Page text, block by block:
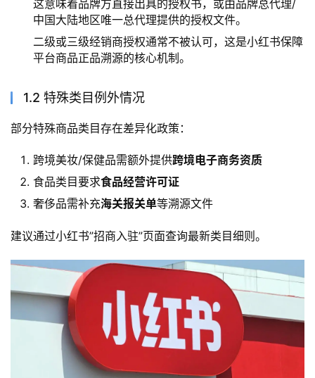
这意味着品牌方直接出具的授权书，或由品牌总代理/
中国大陆地区唯一总代理提供的授权文件。
二级或三级经销商授权通常不被认可，这是小红书保障
平台商品正品溯源的核心机制。
1.2 特殊类目例外情况
部分特殊商品类目存在差异化政策：
跨境美妆/保健品需额外提供跨境电子商务资质
食品类目要求食品经营许可证
奢侈品需补充海关报关单等溯源文件
建议通过小红书”招商入驻”页面查询最新类目细则。